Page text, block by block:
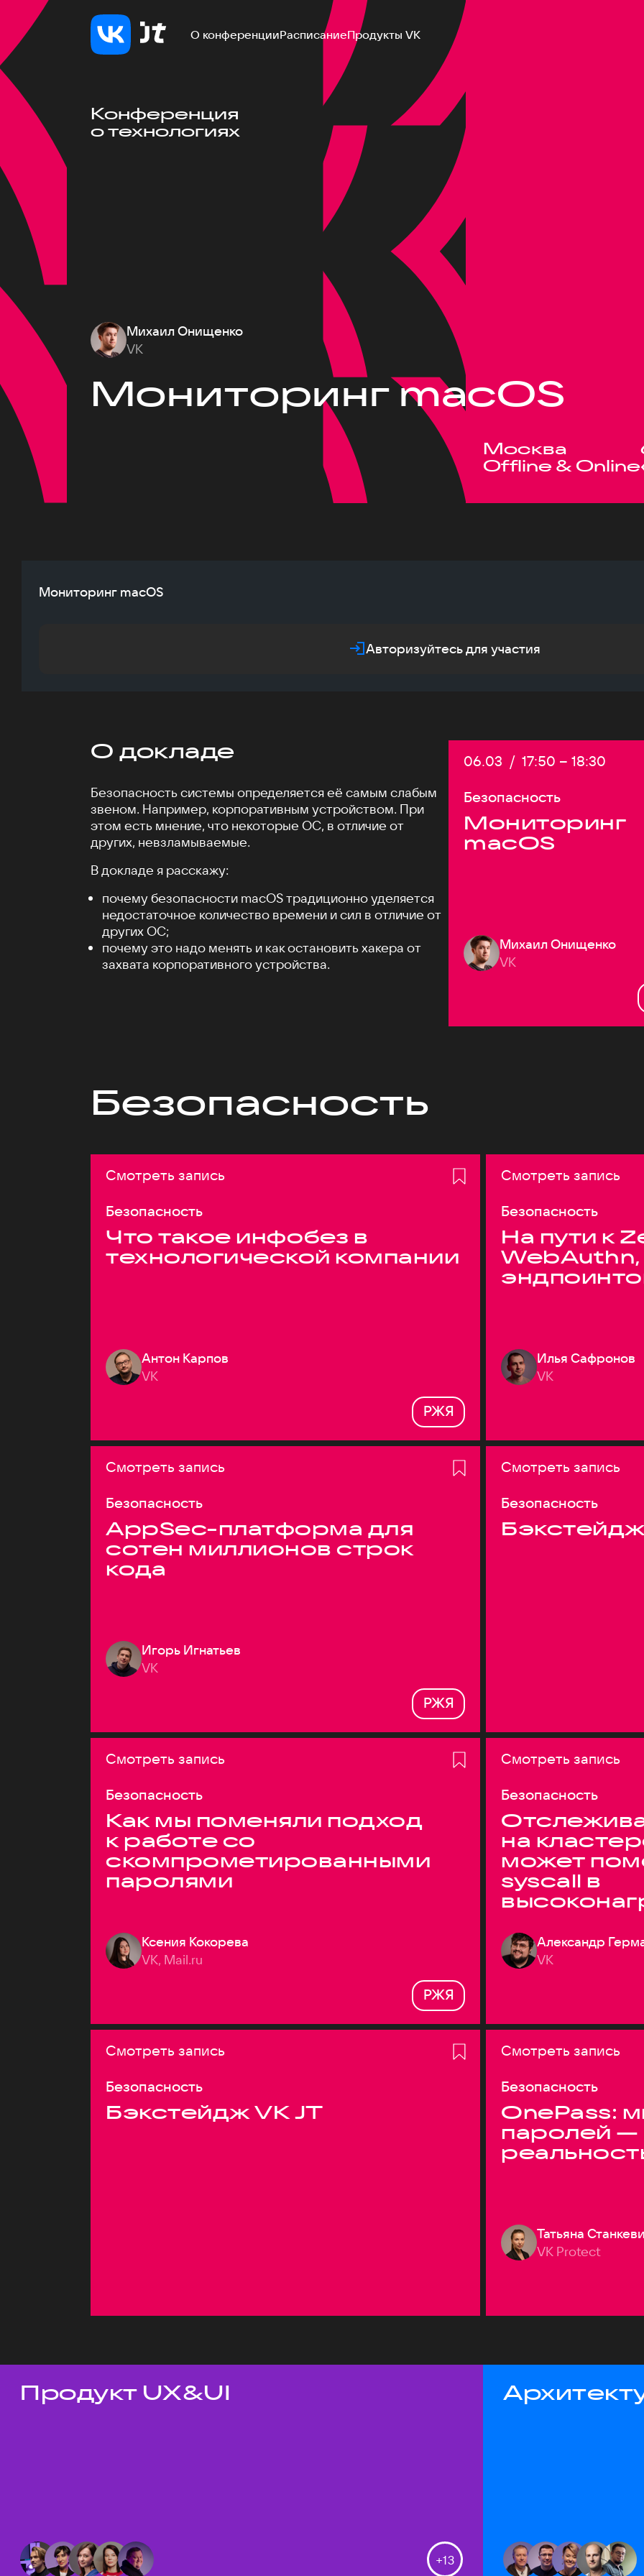
О конференцииРасписаниеПродукты VK
Конференция
о технологиях
Михаил Онищенко
VK
Мониторинг macOS
Москва
Offline & Online
Мониторинг macOS
Авторизуйтесь для участия
О докладе
Безопасность системы определяется её самым слабым
звеном. Например, корпоративным устройством. При
этом есть мнение, что некоторые ОС, в отличие от
других, невзламываемые.
В докладе я расскажу:
почему безопасности macOS традиционно уделяется
недостаточное количество времени и сил в отличие от
других ОС;
почему это надо менять и как остановить хакера от
захвата корпоративного устройства.
Дата:
06.03 / Начало:
17:50 – Конец:
18:30
Безопасность
Мониторинг
macOS
Михаил Онищенко
VK
Безопасность
Смотреть запись
Безопасность
Что такое инфобез в
технологической компании
Антон Карпов
VK
РЖЯ
Смотреть запись
Безопасность
На пути к
Илья Сафронов
VK
Смотреть запись
Безопасность
AppSec-платформа для
сотен миллионов строк
кода
Игорь Игнатьев
VK
РЖЯ
Смотреть запись
Безопасность
Бэкстейдж
Смотреть запись
Безопасность
Как мы поменяли подход
к работе со
скомпрометированными
паролями
Ксения Кокорева
VK, Mail.ru
РЖЯ
Смотреть запись
Безопасность
на
может
syscall в
Александр
VK
Смотреть запись
Безопасность
Бэкстейдж VK JT
Смотреть запись
Безопасность
OnePass:
паролей —
Татьяна
VK Protect
Темы докладов
Продукт UX&UI
+13